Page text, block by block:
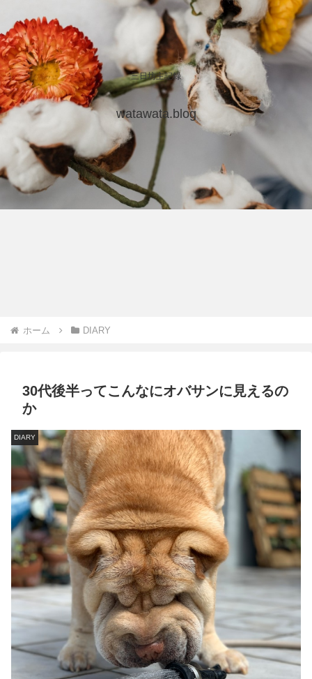
三日坊主記録
watawata.blog
ホーム DIARY
30代後半ってこんなにオバサンに見えるの
か
DIARY